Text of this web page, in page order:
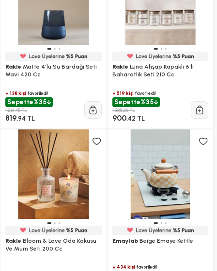
Rakle Matte 4'lü Su Bardağı Seti
Mavi 420 Cc
+ 138 kişi favoriledi!
Sepette%35
1.261,45 TL
819,94 TL
Rakle Luna Ahşap Kapaklı 6'lı
Baharatlık Seti 210 Cc
+ 519 kişifavoriledi!
Sepette%35
1.385,26 TL
900,42 TL
Rakle Bloom & Love Oda Kokusu
Ve Mum Seti 200 Cc
EmaylabBeige Emaye Kettle
+ 434 kişifavoriledi!